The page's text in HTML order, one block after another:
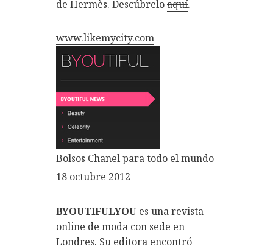
de Hermès. Descúbreloaquí.
www.likemycity.com
Bolsos Chanel para todo el mundo
18 octubre 2012
BYOUTIFULYOU es una revista
online de moda con sede en
Londres. Su editora encontró